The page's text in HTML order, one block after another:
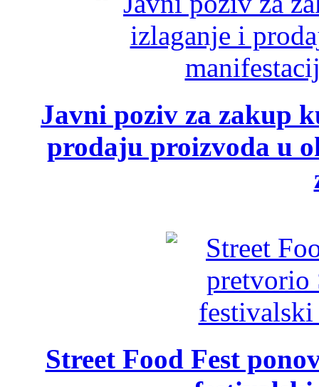
Javni poziv za zakup
prodaju proizvoda u
Street Food Fest